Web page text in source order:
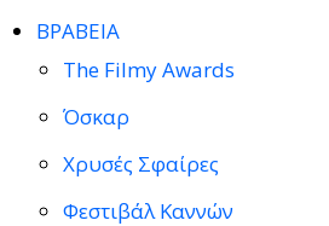
ΒΡΑΒΕΙΑ
The Filmy Awards
Όσκαρ
Χρυσές Σφαίρες
Φεστιβάλ Καννών